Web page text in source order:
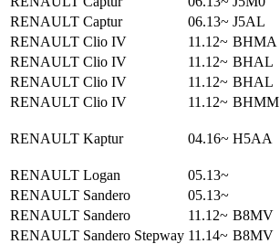
RENAULT Captur
06.13~ J5AL
RENAULT Clio IV
11.12~ BHMA
RENAULT Clio IV
11.12~ BHAL
RENAULT Clio IV
11.12~ BHAL
RENAULT Clio IV
11.12~ BHMM
RENAULT Kaptur 04.16~ H5AA
RENAULT Logan 05.13~
RENAULT Sandero
05.13~
RENAULT Sandero
11.12~ B8MV
RENAULT Sandero Stepway 11.14~ B8MV